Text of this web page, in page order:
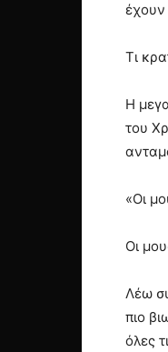
Τι
Η
του
«Οι
Οι
Λέω
πιο
όλες